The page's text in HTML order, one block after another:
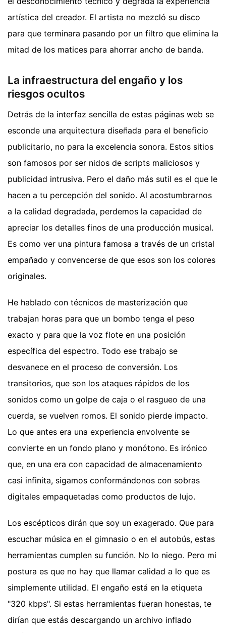
artística del creador. El artista no mezcló su disco
para que terminara pasando por un filtro que elimina la
mitad de los matices para ahorrar ancho de banda.
La infraestructura del engaño y los
riesgos ocultos
Detrás de la interfaz sencilla de estas páginas web se
esconde una arquitectura diseñada para el beneficio
publicitario, no para la excelencia sonora. Estos sitios
son famosos por ser nidos de scripts maliciosos y
publicidad intrusiva. Pero el daño más sutil es el que le
hacen a tu percepción del sonido. Al acostumbrarnos
a la calidad degradada, perdemos la capacidad de
apreciar los detalles finos de una producción musical.
Es como ver una pintura famosa a través de un cristal
empañado y convencerse de que esos son los colores
originales.
He hablado con técnicos de masterización que
trabajan horas para que un bombo tenga el peso
exacto y para que la voz flote en una posición
específica del espectro. Todo ese trabajo se
desvanece en el proceso de conversión. Los
transitorios, que son los ataques rápidos de los
sonidos como un golpe de caja o el rasgueo de una
cuerda, se vuelven romos. El sonido pierde impacto.
Lo que antes era una experiencia envolvente se
convierte en un fondo plano y monótono. Es irónico
que, en una era con capacidad de almacenamiento
casi infinita, sigamos conformándonos con sobras
digitales empaquetadas como productos de lujo.
Los escépticos dirán que soy un exagerado. Que para
escuchar música en el gimnasio o en el autobús, estas
herramientas cumplen su función. No lo niego. Pero mi
postura es que no hay que llamar calidad a lo que es
simplemente utilidad. El engaño está en la etiqueta
"320 kbps". Si estas herramientas fueran honestas, te
dirían que estás descargando un archivo inflado